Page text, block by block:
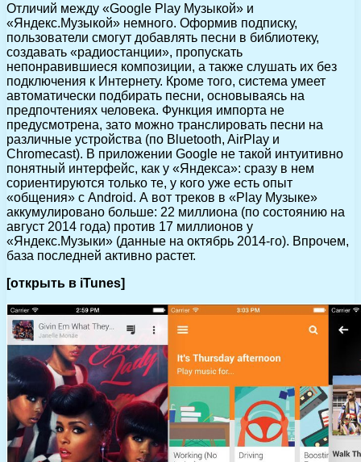
Отличий между «Google Play Музыкой» и
«Яндекс.Музыкой» немного. Оформив подписку,
пользователи смогут добавлять песни в библиотеку,
создавать «радиостанции», пропускать
непонравившиеся композиции, а также слушать их без
подключения к Интернету. Кроме того, система умеет
автоматически подбирать песни, основываясь на
предпочтениях человека. Функция импорта не
предусмотрена, зато можно транслировать песни на
различные устройства (по Bluetooth, AirPlay и
Chromecast). В приложении Google не такой интуитивно
понятный интерфейс, как у «Яндекса»: сразу в нем
сориентируются только те, у кого уже есть опыт
«общения» с Android. А вот треков в «Play Музыке»
аккумулировано больше: 22 миллиона (по состоянию на
август 2014 года) против 17 миллионов у
«Яндекс.Музыки» (данные на октябрь 2014-го). Впрочем,
база последней активно растет.
[открыть в iTunes]